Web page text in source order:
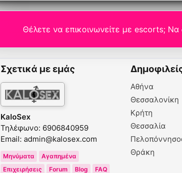
Θέλετε να επικοινωνείτε με escorts;
Σχετικά με εμάς
KaloSex
Τηλέφωνο: 6906840959
Email: admin@kalosex.com
Μηνύματα
Αγαπημένα
Επιχειρήσεις
Forum Blog FAQ
Αθήνα
Θεσσαλονίκη
Κρήτη
Θεσσαλία
Θράκη